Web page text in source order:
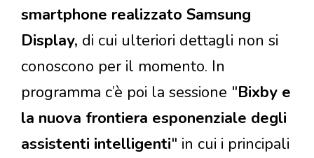
smartphone realizzato Samsung
Display, di cui ulteriori dettagli non si
conoscono per il momento. In
programma c’è poi la sessione "Bixby e
la nuova frontiera esponenziale degli
assistenti intelligenti" in cui i principali